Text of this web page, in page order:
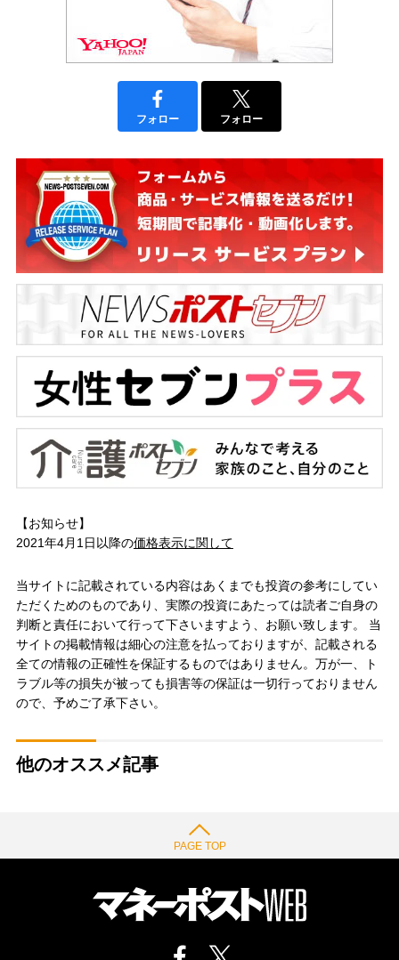
フォロー フォロー
【お知らせ】
2021年4月1日以降の価格表示に関して
当サイトに記載されている内容はあくまでも投資の参考にしてい
ただくためのものであり、実際の投資にあたっては読者ご自身の
判断と責任において行って下さいますよう、お願い致します。 当
サイトの掲載情報は細心の注意を払っておりますが、記載される
全ての情報の正確性を保証するものではありません。万が一、ト
ラブル等の損失が被っても損害等の保証は一切行っておりません
ので、予めご了承下さい。
他のオススメ記事
PAGE TOP